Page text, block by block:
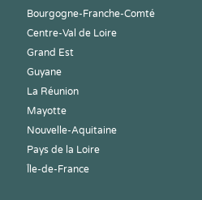
Bourgogne-Franche-Comté
Centre-Val de Loire
Grand Est
Guyane
La Réunion
Mayotte
Nouvelle-Aquitaine
Pays de la Loire
Île-de-France